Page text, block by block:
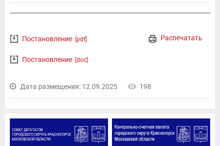
Распечатать
Постановление [pdf]
Постановление [doc]
Дата размещения: 12.09.2025 198